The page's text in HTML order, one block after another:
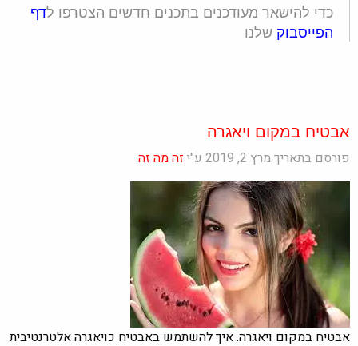
כדי להישאר מעודכנים בתכנים חדשים הצטרפו ל דף
הפייסבוקשלנו
אבטיח במקום ויאגרה
פורסם בתאריך מרץ 2, 2019 ע"י זה מה זה
אבטיח במקום ויאגרה. איך להשתמש באבטיח כויאגרה אלטרנטיבית